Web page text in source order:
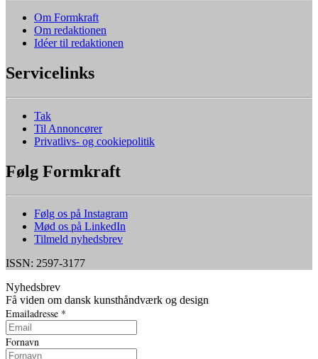
Om Formkraft
Om redaktionen
Idéer til redaktionen
Servicelinks
Tak
Til Annoncører
Privatlivs- og cookiepolitik
Følg Formkraft
Følg os på Instagram
Mød os på LinkedIn
Tilmeld nyhedsbrev
ISSN: 2597-3177
Nyhedsbrev
Få viden om dansk kunsthåndværk og design
Emailadresse *
Fornavn